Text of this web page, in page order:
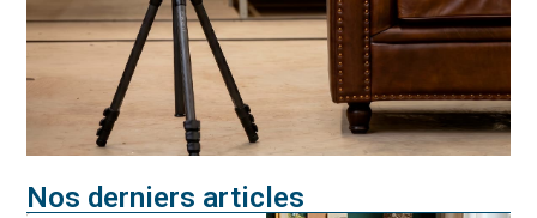
Nos derniers articles